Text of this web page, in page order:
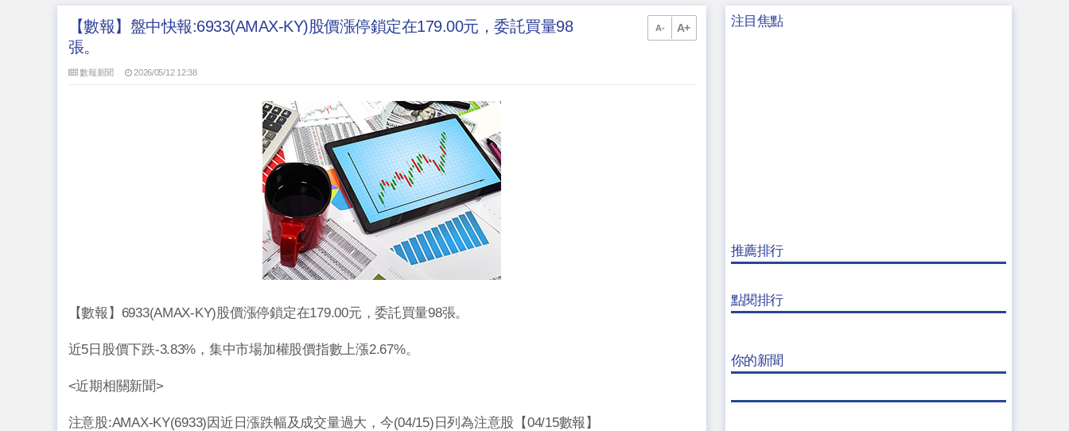
A- A+
【數報】盤中快報:6933(AMAX-KY)股價漲停鎖定在179.00元，委託買量98
張。
數報新聞 2026/05/12 12:38
【數報】6933(AMAX-KY)股價漲停鎖定在179.00元，委託買量98張。
近5日股價下跌-3.83%，集中市場加權股價指數上漲2.67%。
<近期相關新聞>
注意股:AMAX-KY(6933)因近日漲跌幅及成交量過大，今(04/15)日列為注意股【04/15數報】
注目焦點
推薦排行
點閱排行
你的新聞